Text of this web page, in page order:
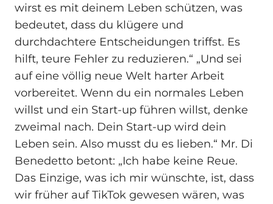
wirst es mit deinem Leben schützen, was
bedeutet, dass du klügere und
durchdachtere Entscheidungen triffst. Es
hilft, teure Fehler zu reduzieren.“ „Und sei
auf eine völlig neue Welt harter Arbeit
vorbereitet. Wenn du ein normales Leben
willst und ein Start-up führen willst, denke
zweimal nach. Dein Start-up wird dein
Leben sein. Also musst du es lieben.“ Mr. Di
Benedetto betont: „Ich habe keine Reue.
Das Einzige, was ich mir wünschte, ist, dass
wir früher auf TikTok gewesen wären, was